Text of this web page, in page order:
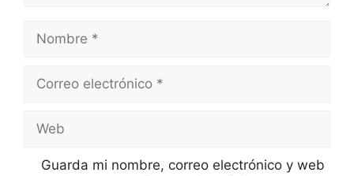
Nombre
Correo
Web
Guarda mi nombre, correo electrónico y web